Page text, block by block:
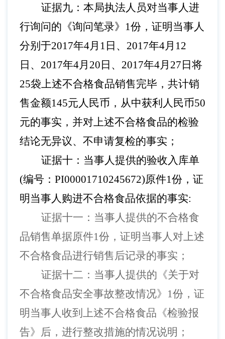
证据九：本局执法人员对当事人进
行询问的《询问笔录》 1份，证明当事人
分别于2017年4月1日、2017年4月12
日、2017年4月20日、2017年4月27日将
25袋上述不合格食品销售完毕，共计销
售金额145元人民币，从中获利人民币50
元的事实，并对上述不合格食品的检验
结论无异议、不申请复检的事实；
证据十：当事人提供的验收入库单
(编号：PI00001710245672)原件1份，证
明当事人购进不合格食品依据的事实:
证据十一：当事人提供的不合格食
品销售单据原件1份， 证明 当事人对上述
不合格食品进行销售后记录的事实；
证据十二：当事人提供的《关于对
不合格食品安全事故整改情况》 1份，证
明当事人收到上述不合格食品《检验报
告》后，进行整改措施的情况说明；